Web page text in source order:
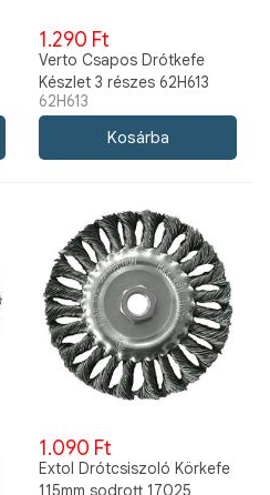
1.290 Ft
Verto Csapos Drótkefe
Készlet 3 részes 62H613
62H613
1.090 Ft
Extol Drótcsiszoló Körkefe
115mm sodrott 17025